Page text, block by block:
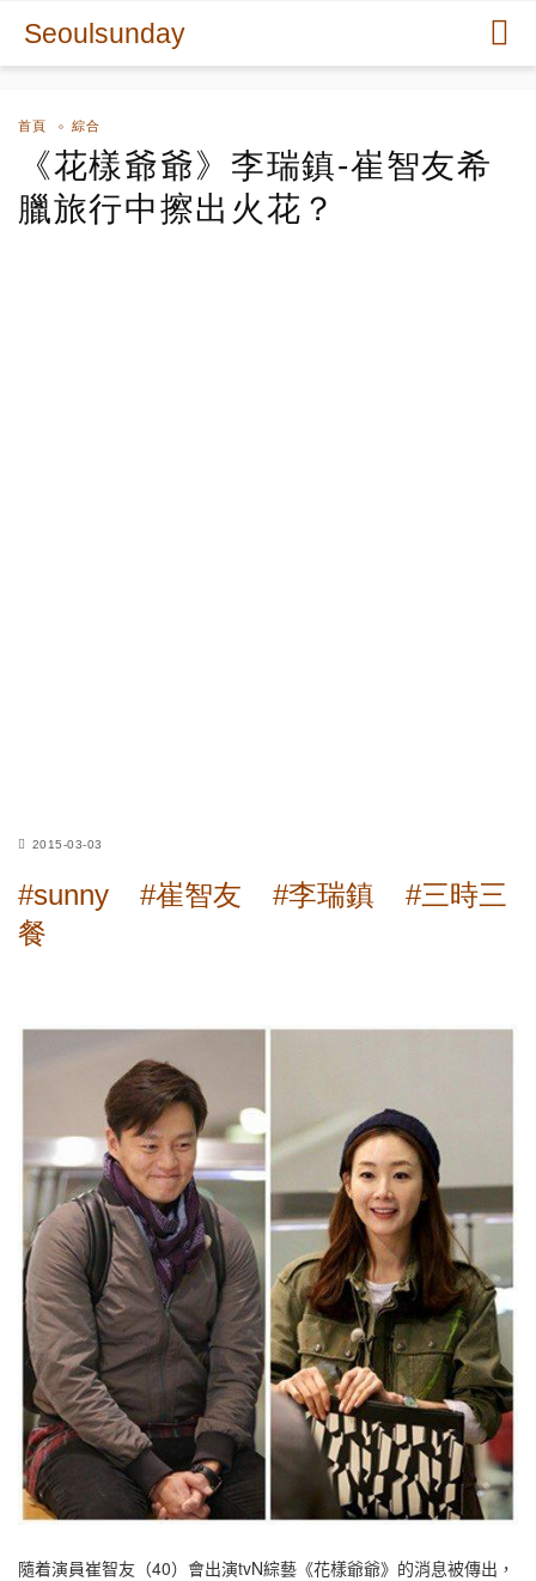
Seoulsunday
首頁 綜合
《花樣爺爺》李瑞鎮-崔智友希
臘旅行中擦出火花？
2015-03-03
#sunny #崔智友 #李瑞鎮
#三時三
餐
隨着演員崔智友（40）會出演tvN綜藝《花樣爺爺》的消息被傳出，